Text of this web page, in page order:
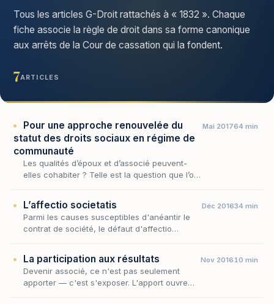
Tous les articles G-Droit rattachés à « 1832 ». Chaque
fiche associe la règle de droit dans sa forme canonique
aux arrêts de la Cour de cassation qui la fondent.
7ARTICLES
Pour une approche renouvelée du
statut des droits sociaux en régime de
communauté
Les qualités d’époux et d’associé peuvent-
elles cohabiter ? Telle est la question que l’on
Mai 201764 min
L’affectio societatis
Parmi les causes susceptibles d'anéantir le
contrat de société, le défaut d'affectio
l'illi…
Déc 201634 min
La participation aux résultats
Devenir associé, ce n'est pas seulement
apporter — c'est s'exposer. L'apport ouvre
Nov 201610 min